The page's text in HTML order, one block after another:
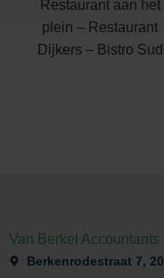
Restaurant aan het
plein – Restaurant
Dijkers – Bistro Sud
Van Berkel Accountants
Berkenrodestraat 7,